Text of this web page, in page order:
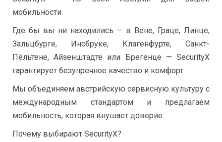
мобильности
Где бы вы ни находились — в Вене, Граце, Линце,
Зальцбурге, Инсбруке, Клагенфурте, Санкт-
Пёльтене, Айзенштадте или Брегенце — SecurityX
гарантирует безупречное качество и комфорт.
Мы объединяем австрийскую сервисную культуру с
международным стандартом и предлагаем
мобильность, которая внушает доверие.
Почему выбирают SecurityX?